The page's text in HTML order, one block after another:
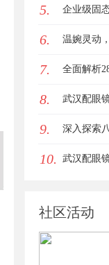
5. 企业级固
6. 温婉灵动
眼唇，才
女生的气
7. 全面解析
观影体验
8. 武汉配眼
9. 深入探索
用户体验
10. 武汉配眼
社区活动